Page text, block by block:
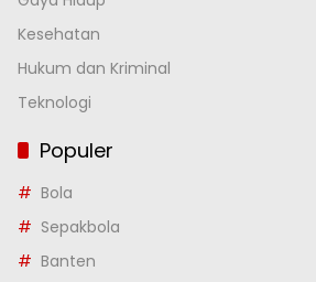
Kesehatan
Hukum dan Kriminal
Teknologi
Populer
Bola
Sepakbola
Banten